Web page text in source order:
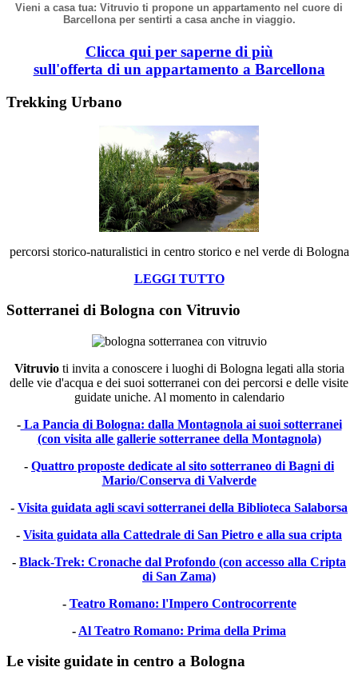
Vieni a casa tua: Vitruvio ti propone un appartamento nel cuore di
Barcellona per sentirti a casa anche in viaggio.
Clicca qui per saperne di più
sull'offerta di un appartamento a Barcellona
Trekking Urbano
percorsi storico-naturalistici in centro storico e nel verde di Bologna
LEGGI TUTTO
Sotterranei di Bologna con Vitruvio
Vitruvioti invita a conoscere i luoghi di Bologna legati alla storia
delle vie d'acqua e dei suoi sotterranei con dei percorsi e delle visite
guidate uniche. Al momento in calendario
-La Pancia di Bologna: dalla Montagnola ai suoi sotterranei
(con visita alle gallerie sotterranee della Montagnola)
- Quattro proposte dedicate al sito sotterraneo di Bagni di
Mario/Conserva di Valverde
- Visita guidata agli scavi sotterranei della Biblioteca Salaborsa
- Visita guidata alla Cattedrale di San Pietro e alla sua cripta
- Black-Trek: Cronache dal Profondo (con accesso alla Cripta
di San Zama)
- Teatro Romano: l'Impero Controcorrente
- Al Teatro Romano: Prima della Prima
Le visite guidate in centro a Bologna